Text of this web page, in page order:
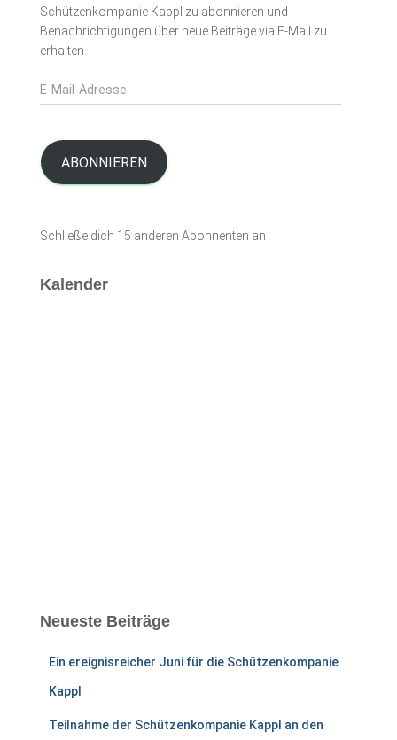
Schützenkompanie Kappl zu abonnieren und
Benachrichtigungen über neue Beiträge via E-Mail zu
erhalten.
E
-
i
d
e
ABONNIEREN
Schließe dich 15 anderen Abonnenten an
Kalender
Neueste Beiträge
Ein ereignisreicher Juni für die Schützenkompanie
Kappl
Teilnahme der Schützenkompanie Kappl an den